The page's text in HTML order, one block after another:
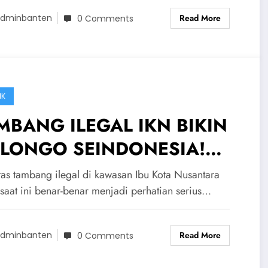
0 Comments Read More
ILEGAL IKN BIKIN
SEINDONESIA!
Marah Besar Lihat
Penambang Nakal
tambang ilegal di kawasan Ibu Kota Nusantara
ini benar-benar menjadi perhatian serius…
0 Comments Read More